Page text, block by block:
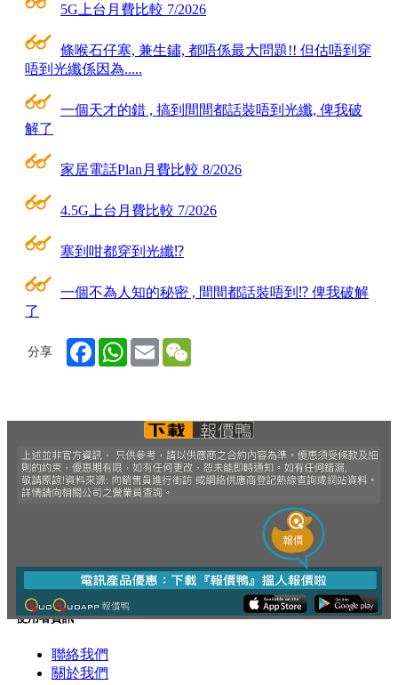
5G上台月費比較 7/2026
條喉石仔塞, 兼生鏽, 都唔係最大問題!! 但估唔到穿
唔到光纖係因為.....
一個天才的錯 , 搞到間間都話裝唔到光纖, 俾我破
解了
家居電話Plan月費比較 8/2026
4.5G上台月費比較 7/2026
塞到咁都穿到光纖⁉
一個不為人知的秘密 , 間間都話裝唔到⁉ 俾我破解
了
分享 FacebookWhatsApp
Email
使用者資訊
聯絡我們
關於我們